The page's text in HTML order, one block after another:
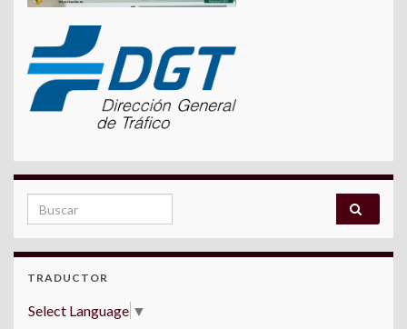
Search for:
TRADUCTOR
Select Language ▼